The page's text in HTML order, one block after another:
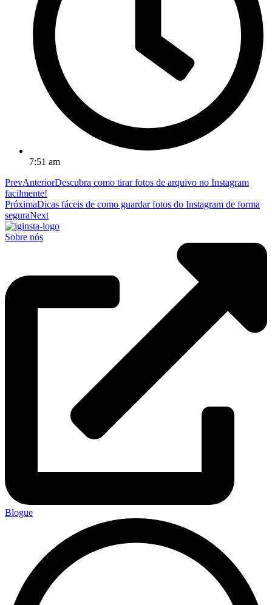
7:51 am
PrevAnteriorDescubra como tirar fotos de arquivo no Instagram
facilmente!
PróximaDicas fáceis de como guardar fotos do Instagram de forma
seguraNext
Sobre nós
Blogue